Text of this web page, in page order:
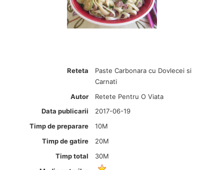
Reteta
Paste Carbonara cu Dovlecei si
Carnati
Autor
Retete Pentru O Viata
Data publicarii
2017-06-19
Timp de preparare
10M
Timp de gatire
20M
Timp total
30M